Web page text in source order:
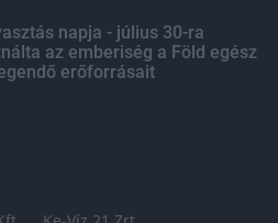
napja - július 30-ra
az emberiség a Föld egész
erőforrásait